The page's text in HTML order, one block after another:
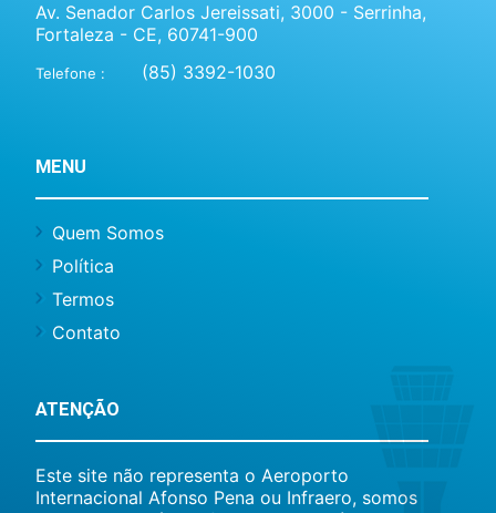
Av. Senador Carlos Jereissati, 3000 - Serrinha,
Fortaleza - CE, 60741-900
Telefone : (85) 3392-1030
MENU
Quem Somos
Política
Termos
Contato
ATENÇÃO
Este site não representa o Aeroporto
Internacional Afonso Pena ou Infraero, somos